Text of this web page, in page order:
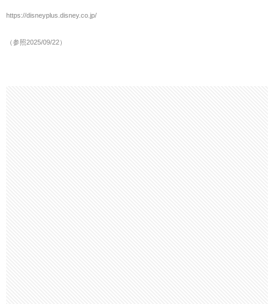
https://disneyplus.disney.co.jp/
（参照2025/09/22）